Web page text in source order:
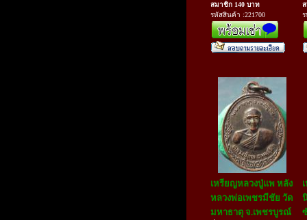
สมาชิก 140 บาท
รหัสสินค้า :221700
เหรียญหลวงปู่แพ หลัง
หลวงพ่อเพชรมีชัย วัด
มหาธาตุ จ.เพชรบูรณ์